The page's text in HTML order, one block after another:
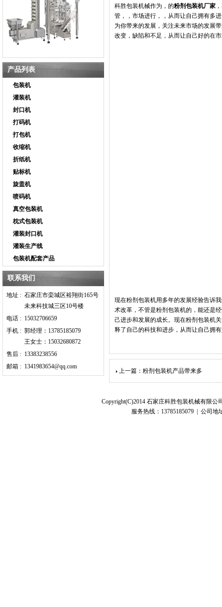
产品列表
包装机
灌装机
封口机
打码机
打包机
收缩机
折纸机
贴标机
旋盖机
喷码机
真空包装机
枕式包装机
灌装封口机
灌装生产线
包装机配套产品
联系我们
地址 : 石家庄市栾城区裕翔街165号
未来科技城三区10号楼
电话 : 15032706659
手机 : 郭经理：13785185079
王女士：15032680872
售后 : 13383238556
邮箱 : 1341983654@qq.com
科胜包装机械作为，的粉剂包装机厂家
管，，市场进行，，从而让自己拥有多
为你带来的发展，关注未来市场的发展
改变，缺陷和不足，从而让自己好的在
现在粉剂包装机用多年的发展经验告诉
术改革，不管是粉剂包装机的，能还是
己进步和发展的成长。现在粉剂包装机
释了自己的科技和进步，从而让自己拥
上一篇：粉剂包装机产品带来多
Copyright(C)2014 石家庄科胜包装机械有限
服务热线：13785185079 | 公司